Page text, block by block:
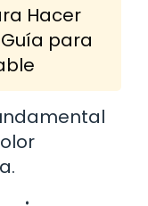
Hacer
para